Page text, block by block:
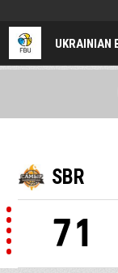
UKRAINIAN
SBR
71